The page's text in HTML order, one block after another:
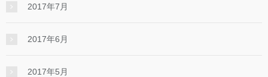
2017年7月
2017年6月
2017年5月